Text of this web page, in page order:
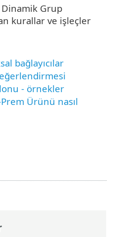
Grup
kurallar ve işleçler
bağlayıcılar
- örnekler
Prem Ürünü nasıl